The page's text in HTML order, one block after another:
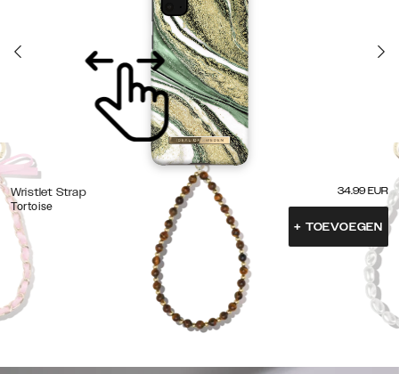
Wristlet Strap
Tortoise
34.99 EUR
+ TOEVOEGEN